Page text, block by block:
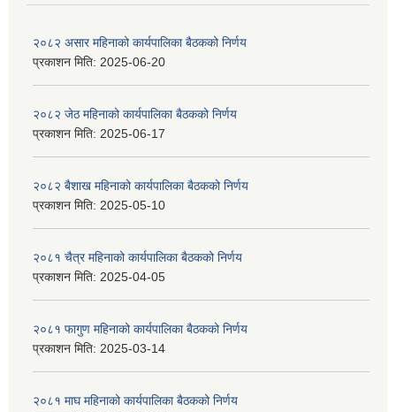
२०८२ असार महिनाको कार्यपालिका बैठकको निर्णय
प्रकाशन मिति: 2025-06-20
२०८२ जेठ महिनाको कार्यपालिका बैठकको निर्णय
प्रकाशन मिति: 2025-06-17
२०८२ बैशाख महिनाको कार्यपालिका बैठकको निर्णय
प्रकाशन मिति: 2025-05-10
२०८१ चैत्र महिनाको कार्यपालिका बैठकको निर्णय
प्रकाशन मिति: 2025-04-05
२०८१ फागुण महिनाको कार्यपालिका बैठकको निर्णय
प्रकाशन मिति: 2025-03-14
२०८१ माघ महिनाको कार्यपालिका बैठकको निर्णय